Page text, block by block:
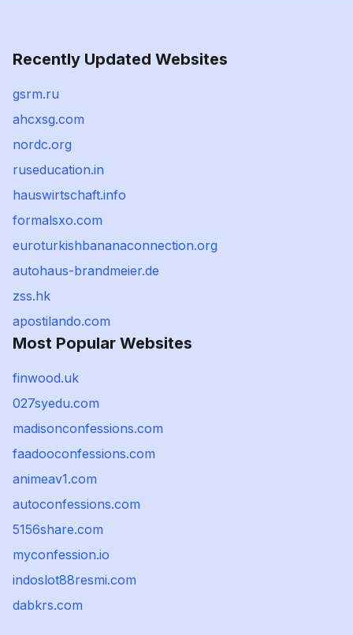
Recently Updated Websites
gsrm.ru
ahcxsg.com
nordc.org
ruseducation.in
hauswirtschaft.info
formalsxo.com
euroturkishbananaconnection.org
autohaus-brandmeier.de
zss.hk
apostilando.com
Most Popular Websites
finwood.uk
027syedu.com
madisonconfessions.com
faadooconfessions.com
animeav1.com
autoconfessions.com
5156share.com
myconfession.io
indoslot88resmi.com
dabkrs.com